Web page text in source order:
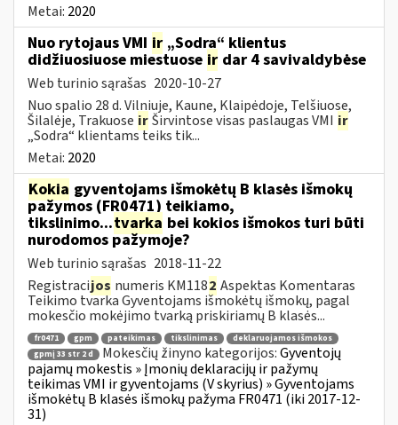
Metai: 2020
Nuo rytojaus VMI ir „Sodra“ klientus
didžiuosiuose miestuose ir dar 4 savivaldybėse
Web turinio sąrašas 2020-10-27
Nuo spalio 28 d. Vilniuje, Kaune, Klaipėdoje, Telšiuose,
Šilalėje, Trakuose irŠirvintose visas paslaugas VMI ir
„Sodra“ klientams teiks tik...
Metai: 2020
Kokia gyventojams išmokėtų B klasės išmokų
pažymos (FR0471) teikiamo,
tikslinimo...tvarka bei kokios išmokos turi būti
nurodomos pažymoje?
Web turinio sąrašas 2018-11-22
Registracijos numeris KM1182 Aspektas Komentaras
Teikimo tvarka Gyventojams išmokėtų išmokų, pagal
mokesčio mokėjimo tvarką priskiriamų B klasės...
fr0471 gpm pateikimas tikslinimas
deklaruojamos išmokos
gpmį 33 str 2 d
Mokesčių žinyno kategorijos:Gyventojų
pajamų mokestis » Įmonių deklaracijų ir pažymų
teikimas VMI ir gyventojams (V skyrius) » Gyventojams
išmokėtų B klasės išmokų pažyma FR0471 (iki 2017-12-
31)